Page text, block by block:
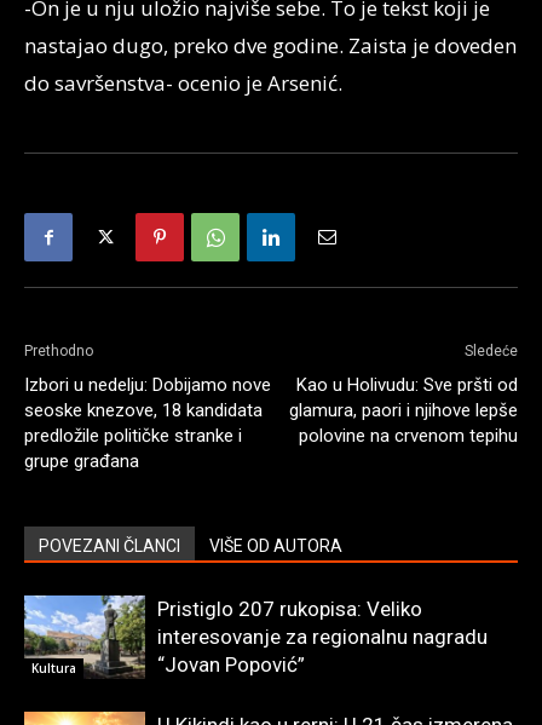
-On je u nju uložio najviše sebe. To je tekst koji je
nastajao dugo, preko dve godine. Zaista je doveden
do savršenstva- ocenio je Arsenić.
Prethodno
Izbori u nedelju: Dobijamo nove
seoske knezove, 18 kandidata
predložile političke stranke i
grupe građana
Sledeće
Kao u Holivudu: Sve pršti od
glamura, paori i njihove lepše
polovine na crvenom tepihu
POVEZANI ČLANCI VIŠE OD AUTORA
Kultura
Pristiglo 207 rukopisa: Veliko
interesovanje za regionalnu nagradu
“Jovan Popović”